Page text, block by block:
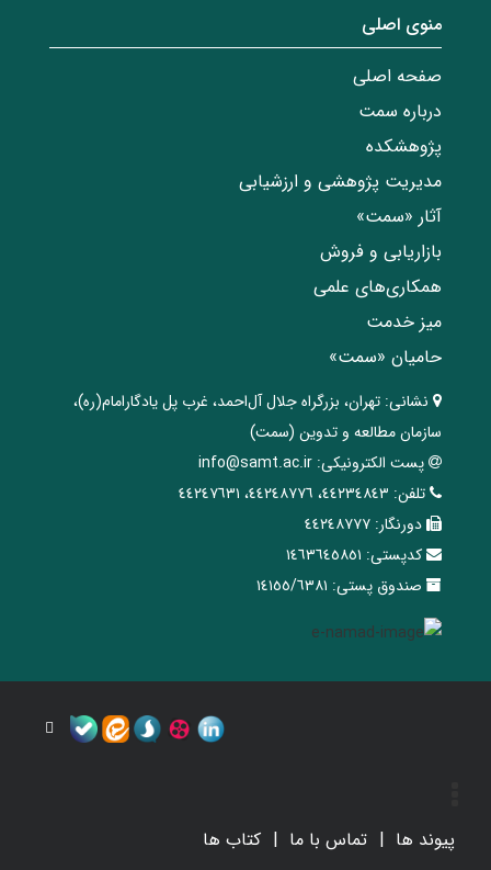
منوی اصلی
صفحه اصلی
درباره سمت
پژوهشکده
مدیریت پژوهشی و ارزشیابی
آثار «سمت»
بازاریابی و فروش
همکاری‌های علمی
میز خدمت
حامیان «سمت»
نشانی: تهران، ‌بزرگراه ‌جلال آل‌احمد، غرب پل يادگار‌امام(ره)‌،
سازمان مطالعه و تدوین‌ (سمت)
پست الکترونیکی: info@samt.ac.ir
تلفن: ٤٤٢٣٤٨٤٣، ٤٤٢٤٨٧٧٦، ٤٤٢٤٧٦٣١
دورنگار: ٤٤٢٤٨٧٧٧
کدپستی: ١٤٦٣٦٤٥٨٥١
صندوق پستی: ١٤١٥٥/٦٣٨١
پیوند ها تماس با ما کتاب ها